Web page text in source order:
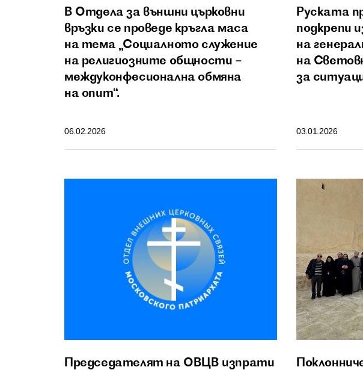
В Отдела за външни църковни
връзки се проведе кръгла маса
на тема „Социалното служение
на религиозните общности –
междуконфесионална обмяна
на опит“.
06.02.2026
Руската
подкрепи
на
на
за
03.01.2026
Председателят на ОВЦВ изпрати